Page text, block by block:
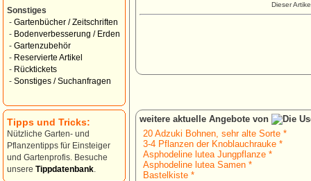
Sonstiges
- Gartenbücher / Zeitschriften
- Bodenverbesserung / Erden
- Gartenzubehör
- Reservierte Artikel
- Rücktickets
- Sonstiges / Suchanfragen
Tipps und Tricks:
Nützliche Garten- und
Pflanzentipps für Einsteiger
und Gartenprofis. Besuche
unsere Tippdatenbank
Dieser
weitere aktuelle Angebote von
20 Adzuki Bohnen, sehr alte Sorte *
3-4 Pflanzen der Knoblauchrauke *
Asphodeline lutea Jungpflanze *
Asphodeline lutea Samen *
Bastelkiste *